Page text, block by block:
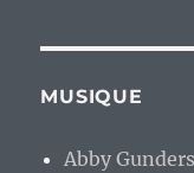
MUSIQUE
Abby